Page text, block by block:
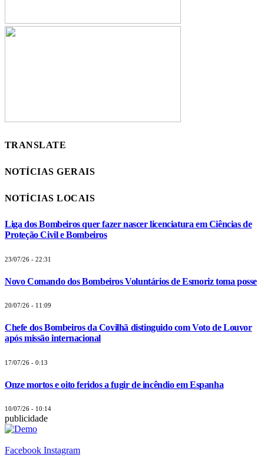
TRANSLATE
NOTÍCIAS GERAIS
NOTÍCIAS LOCAIS
Liga dos Bombeiros quer fazer nascer licenciatura em Ciências de
Proteção Civil e Bombeiros
23/07/26 - 22:31
Novo Comando dos Bombeiros Voluntários de Esmoriz toma posse
20/07/26 - 11:09
Chefe dos Bombeiros da Covilhã distinguido com Voto de Louvor
após missão internacional
17/07/26 - 0:13
Onze mortos e oito feridos a fugir de incêndio em Espanha
10/07/26 - 10:14
publicidade
Facebook Instagram